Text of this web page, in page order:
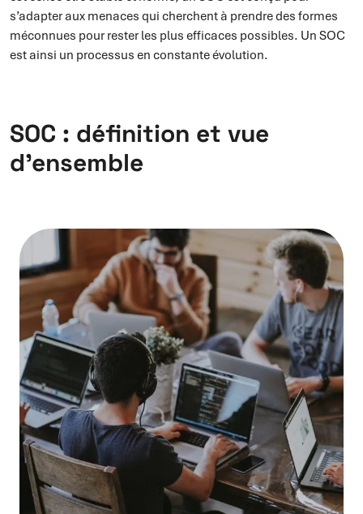
s’adapter aux menaces qui cherchent à prendre des formes
méconnues pour rester les plus efficaces possibles. Un SOC
est ainsi un processus en constante évolution.
SOC : définition et vue
d’ensemble